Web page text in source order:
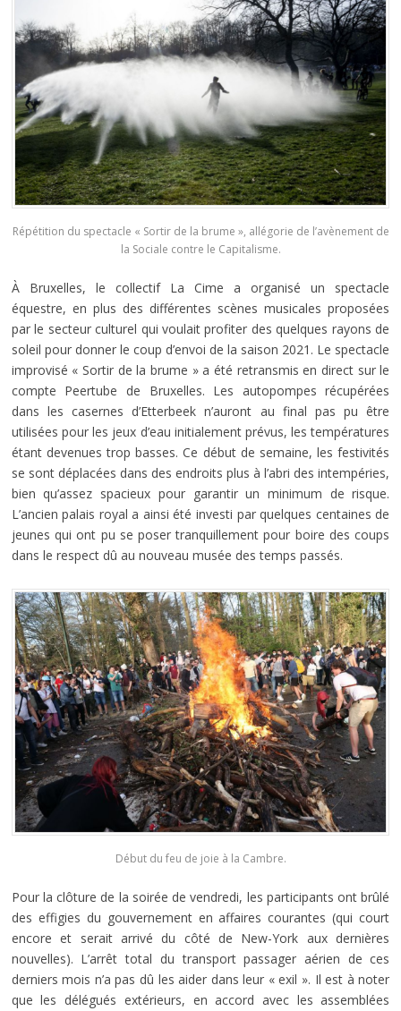
Répétition du spectacle « Sortir de la brume », allégorie de l’avènement de
la Sociale contre le Capitalisme.
À Bruxelles, le collectif La Cime a organisé un spectacle
équestre, en plus des différentes scènes musicales proposées
par le secteur culturel qui voulait profiter des quelques rayons de
soleil pour donner le coup d’envoi de la saison 2021. Le spectacle
improvisé « Sortir de la brume » a été retransmis en direct sur le
compte Peertube de Bruxelles. Les autopompes récupérées
dans les casernes d’Etterbeek n’auront au final pas pu être
utilisées pour les jeux d’eau initialement prévus, les températures
étant devenues trop basses. Ce début de semaine, les festivités
se sont déplacées dans des endroits plus à l’abri des intempéries,
bien qu’assez spacieux pour garantir un minimum de risque.
L’ancien palais royal a ainsi été investi par quelques centaines de
jeunes qui ont pu se poser tranquillement pour boire des coups
dans le respect dû au nouveau musée des temps passés.
Début du feu de joie à la Cambre.
Pour la clôture de la soirée de vendredi, les participants ont brûlé
des effigies du gouvernement en affaires courantes (qui court
encore et serait arrivé du côté de New-York aux dernières
nouvelles). L’arrêt total du transport passager aérien de ces
derniers mois n’a pas dû les aider dans leur « exil ». Il est à noter
que les délégués extérieurs, en accord avec les assemblées